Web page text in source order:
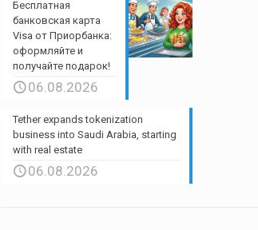
Бесплатная
банковская карта
Visa от Приорбанка:
оформляйте и
получайте подарок!
06.08.2026
Tether expands tokenization
business into Saudi Arabia, starting
with real estate
06.08.2026